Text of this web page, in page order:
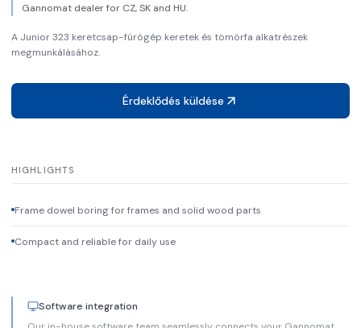
Gannomat dealer for CZ, SK and HU.
A Junior 323 keretcsap-fúrógép keretek és tömörfa alkatrészek
megmunkálásához.
Érdeklődés küldése
HIGHLIGHTS
Frame dowel boring for frames and solid wood parts
Compact and reliable for daily use
Software integration